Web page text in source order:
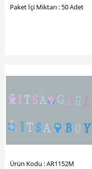
Paket İçi Miktarı : 50 Adet
Ürün Kodu : AR1152M